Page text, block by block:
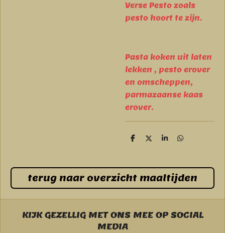
Verse Pesto zoals
pesto hoort te zijn.
Pasta koken uit laten
lekken , pesto erover
en omscheppen,
parmazaanse kaas
erover.
D
n
D
S
e
D
n
terug naar overzicht maaltijden
KIJK GEZELLIG MET ONS MEE OP SOCIAL
MEDIA